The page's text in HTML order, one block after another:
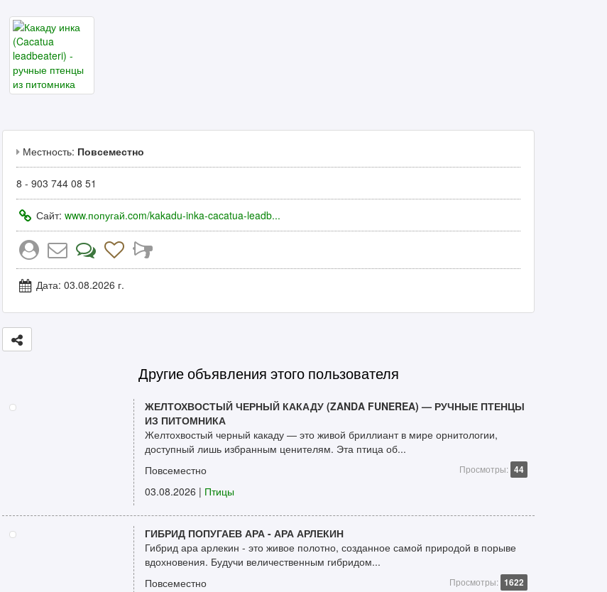
Местность: Повсеместно
8 - 903 744 08 51
Сайт: www.попугай.com/kakadu-inka-cacatua-leadb...
Дата: 03.08.2026 г.
Другие объявления этого пользователя
ЖЕЛТОХВОСТЫЙ ЧЕРНЫЙ КАКАДУ (ZANDA FUNEREA) — РУЧНЫЕ ПТЕНЦЫ
ИЗ ПИТОМНИКА
Желтохвостый черный какаду — это живой бриллиант в мире орнитологии,
доступный лишь избранным ценителям. Эта птица об...
Повсеместно
Просмотры: 44
03.08.2026 | Птицы
ГИБРИД ПОПУГАЕВ АРА - АРА АРЛЕКИН
Гибрид ара арлекин - это живое полотно, созданное самой природой в порыве
вдохновения. Будучи величественным гибридом...
Повсеместно
Просмотры: 1622